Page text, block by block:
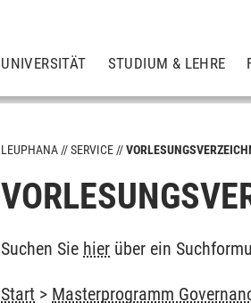
UNIVERSITÄT STUDIUM & LEHRE
LEUPHANA SERVICE
Suchen Sie hier über ein
Start > Masterprogramm